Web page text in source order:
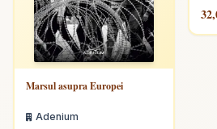
Marsul asupra Europei
Adenium